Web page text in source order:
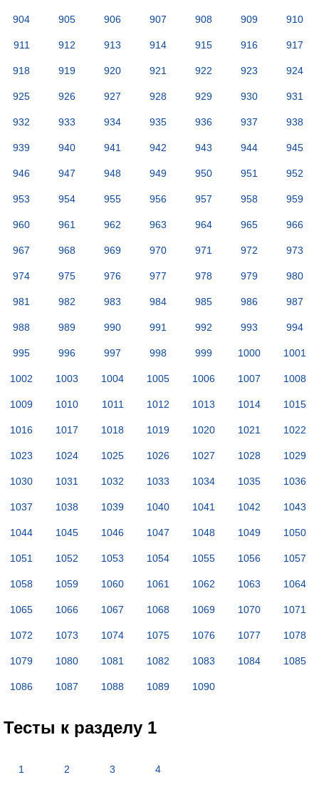
904 905 906 907 908 909 910
911 912 913 914 915 916 917
918 919 920 921 922 923 924
925 926 927 928 929 930 931
932 933 934 935 936 937 938
939 940 941 942 943 944 945
946 947 948 949 950 951 952
953 954 955 956 957 958 959
960 961 962 963 964 965 966
967 968 969 970 971 972 973
974 975 976 977 978 979 980
981 982 983 984 985 986 987
988 989 990 991 992 993 994
995 996 997 998 999 1000 1001
1002 1003 1004 1005 1006 1007 1008
1009 1010 1011 1012 1013 1014 1015
1016 1017 1018 1019 1020 1021 1022
1023 1024 1025 1026 1027 1028 1029
1030 1031 1032 1033 1034 1035 1036
1037 1038 1039 1040 1041 1042 1043
1044 1045 1046 1047 1048 1049 1050
1051 1052 1053 1054 1055 1056 1057
1058 1059 1060 1061 1062 1063 1064
1065 1066 1067 1068 1069 1070 1071
1072 1073 1074 1075 1076 1077 1078
1079 1080 1081 1082 1083 1084 1085
1086 1087 1088 1089 1090
Тесты к разделу 1
1 2 3 4